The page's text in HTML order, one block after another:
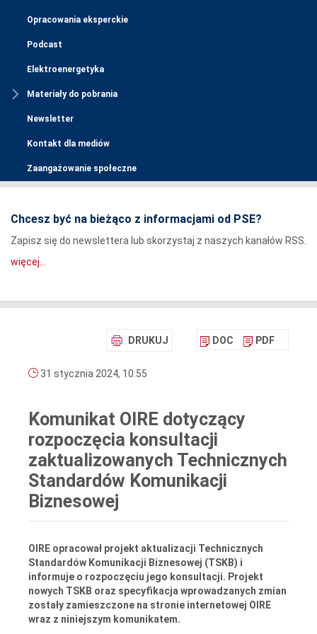
Opracowania eksperckie
Podcast
Elektroenergetyka
Materiały do pobrania
Newsletter
Kontakt dla mediów
Zaangażowanie społeczne
Chcesz być na bieżąco z informacjami od PSE?
Zapisz się do newslettera lub skorzystaj z naszych kanałów RSS.
więcej...
DRUKUJ DOC PDF
31 stycznia 2024, 10:55
Komunikat OIRE dotyczący
rozpoczęcia konsultacji
zaktualizowanych Technicznych
Standardów Komunikacji
Biznesowej
OIRE opracował projekt aktualizacji Technicznych
Standardów Komunikacji Biznesowej (TSKB) i
informuje o rozpoczęciu jego konsultacji. Projekt
nowych TSKB oraz specyfikacja wprowadzanych zmian
zostały zamieszczone na stronie internetowej OIRE
wraz z niniejszym komunikatem.